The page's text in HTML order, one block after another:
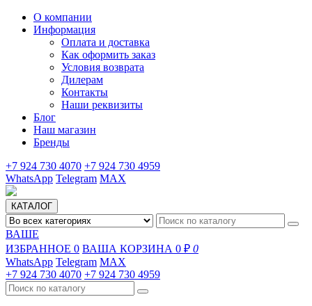
О компании
Информация
Оплата и доставка
Как оформить заказ
Условия возврата
Дилерам
Контакты
Наши реквизиты
Блог
Наш магазин
Бренды
+7 924 730 4070 +7 924 730 4959
WhatsApp Telegram MAX
КАТАЛОГ
ВАШЕ
ИЗБРАННОЕ 0 ВАША КОРЗИНА 0 ₽ 0
WhatsApp Telegram MAX
+7 924 730 4070 +7 924 730 4959